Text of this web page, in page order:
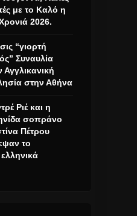
με το Καλό η
2026.
“γιορτή
Συναυλία
Αγγλικανική
στην Αθήνα
Ριέ και η
σοπράνο
Πέτρου
το